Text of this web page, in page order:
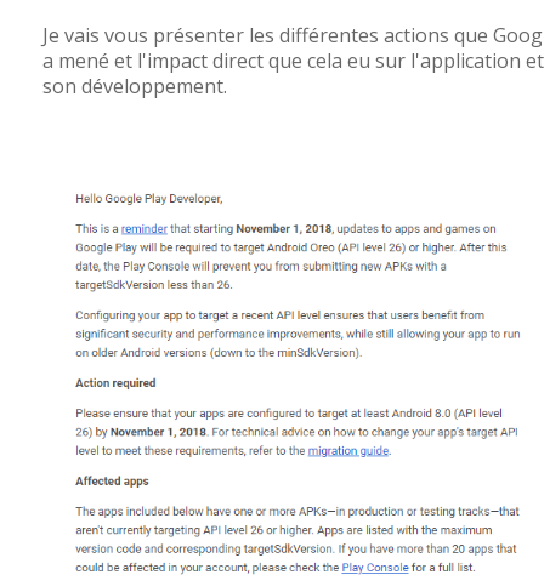
Je vais vous présenter les différentes actions que
a mené et l'impact direct que cela eu sur l'application et
son développement.